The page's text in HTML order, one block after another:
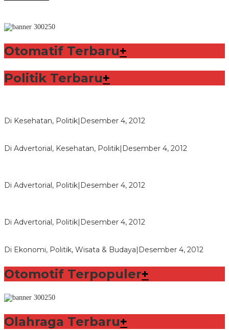
Otomatif Terbaru+
Politik Terbaru+
Di Kesehatan, Politik Desember 4, 2012
Di Advertorial, Kesehatan, Politik Desember 4, 2012
Di Advertorial, Politik Desember 4, 2012
Di Advertorial, Politik Desember 4, 2012
Di Ekonomi, Politik, Wisata & Budaya Desember 4, 2012
Otomotif Terpopuler+
Olahraga Terbaru+